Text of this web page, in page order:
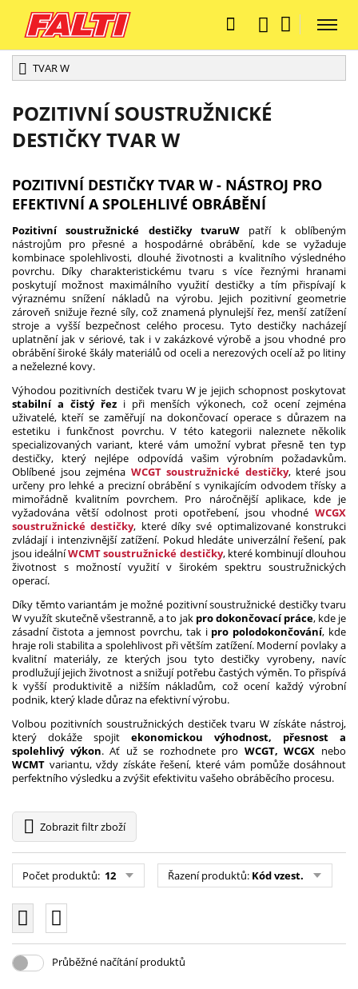
TVAR W
POZITIVNÍ SOUSTRUŽNICKÉ
DESTIČKY TVAR W
POZITIVNÍ DESTIČKY TVAR W - NÁSTROJ PRO
EFEKTIVNÍ A SPOLEHLIVÉ OBRÁBĚNÍ
Pozitivní soustružnické destičky tvaruW patří k oblíbeným
nástrojům pro přesné a hospodárné obrábění, kde se vyžaduje
kombinace spolehlivosti, dlouhé životnosti a kvalitního výsledného
povrchu. Díky charakteristickému tvaru s více řeznými hranami
poskytují možnost maximálního využití destičky a tím přispívají k
výraznému snížení nákladů na výrobu. Jejich pozitivní geometrie
zároveň snižuje řezné síly, což znamená plynulejší řez, menší zatížení
stroje a vyšší bezpečnost celého procesu. Tyto destičky nacházejí
uplatnění jak v sériové, tak i v zakázkové výrobě a jsou vhodné pro
obrábění široké škály materiálů od oceli a nerezových ocelí až po litiny
a neželezné kovy.
Výhodou pozitivních destiček tvaru W je jejich schopnost poskytovat
stabilní a čistý řezi při menších výkonech, což ocení zejména
uživatelé, kteří se zaměřují na dokončovací operace s důrazem na
estetiku i funkčnost povrchu. V této kategorii naleznete několik
specializovaných variant, které vám umožní vybrat přesně ten typ
destičky, který nejlépe odpovídá vašim výrobním požadavkům.
Oblíbené jsou zejména WCGT soustružnické destičky, které jsou
určeny pro lehké a precizní obrábění s vynikajícím odvodem třísky a
mimořádně kvalitním povrchem. Pro náročnější aplikace, kde je
vyžadována větší odolnost proti opotřebení, jsou vhodné WCGX
soustružnické destičky, které díky své optimalizované konstrukci
zvládají i intenzivnější zatížení. Pokud hledáte univerzální řešení, pak
jsou ideálníWCMT soustružnické destičky, které kombinují dlouhou
životnost s možností využití v širokém spektru soustružnických
operací.
Díky těmto variantám je možné pozitivní soustružnické destičky tvaru
W využít skutečně všestranně, a to jak pro dokončovací práce, kde je
zásadní čistota a jemnost povrchu, tak i pro polodokončování, kde
hraje roli stabilita a spolehlivost při větším zatížení. Moderní povlaky a
kvalitní materiály, ze kterých jsou tyto destičky vyrobeny, navíc
prodlužují jejich životnost a snižují potřebu častých výměn. To přispívá
k vyšší produktivitě a nižším nákladům, což ocení každý výrobní
podnik, který klade důraz na efektivní výrobu.
Volbou pozitivních soustružnických destiček tvaru W získáte nástroj,
který dokáže spojit ekonomickou výhodnost, přesnost a
spolehlivý výkon. Ať už se rozhodnete pro WCGT, WCGX nebo
WCMT variantu, vždy získáte řešení, které vám pomůže dosáhnout
perfektního výsledku a zvýšit efektivitu vašeho obráběcího procesu.
Zobrazitfiltr zboží
Počet produktů: 12 Řazení produktů: Kód vzest.
Průběžné načítání produktů